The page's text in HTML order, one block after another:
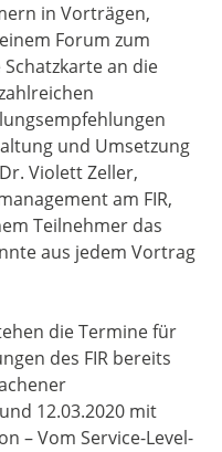
in Vorträgen,
Forum zum
an die
und Umsetzung
Violett Zeller,
am FIR,
Teilnehmer das
aus jedem Vortrag
die Termine für
des FIR bereits
12.03.2020 mit
– Vom Service-Level-